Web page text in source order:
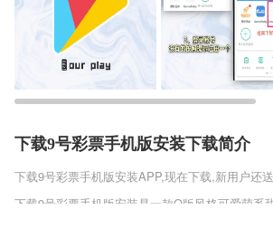
下载9号彩票手机版安装下载简介
下载9号彩票手机版安装APP,现在下载,新用户还
下载9号彩票手机版安装是一款Q版风格可爱萌系
人在线卖萌MMORPG战斗玄幻手游。在这如痴